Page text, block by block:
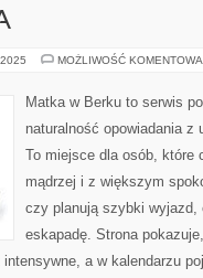
MOŻLIWOŚĆ
Matka w Berku to serwis
naturalność opowiadania
To miejsce dla osób, które
mądrzej i z większym
czy planują szybki wyjazd,
eskapadę. Strona
a w kalendarzu